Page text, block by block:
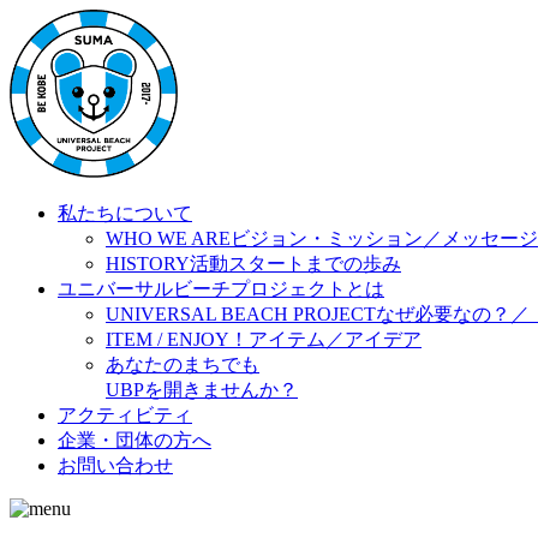
私たちについて
WHO WE ARE ビジョン・ミッション／メッセージ
HISTORY活動スタートまでの歩み
ユニバーサルビーチプロジェクトとは
UNIVERSAL BEACH PROJECTなぜ必要なの？／
ITEM / ENJOY！ アイテム／アイデア
あなたのまちでも
UBPを開きませんか？
アクティビティ
企業・団体の方へ
お問い合わせ